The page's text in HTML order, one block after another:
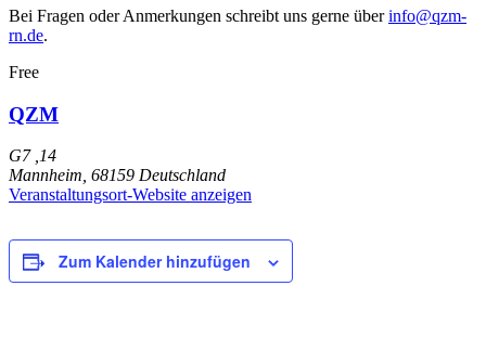
Bei Fragen oder Anmerkungen schreibt uns gerne überinfo@qzm-
rn.de.
Free
QZM
G7 ,14
Mannheim 68159 Deutschland
Veranstaltungsort-Website anzeigen
Zum Kalender hinzufügen